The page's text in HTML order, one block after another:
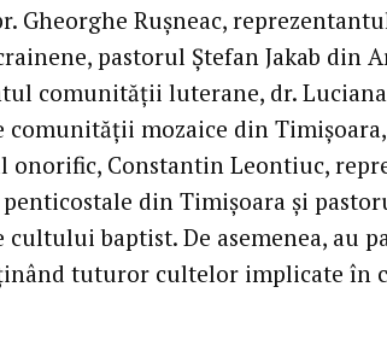
Gheorghe Rușneac,
pastorul Ștefan Jakab din
comunității luterane, dr.
comunității mozaice din
onorific, Constantin Leontiuc,
din Timișoara și
cultului baptist. De asemenea, au
tuturor cultelor implicate în